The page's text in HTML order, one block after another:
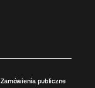
Zamówienia publiczne